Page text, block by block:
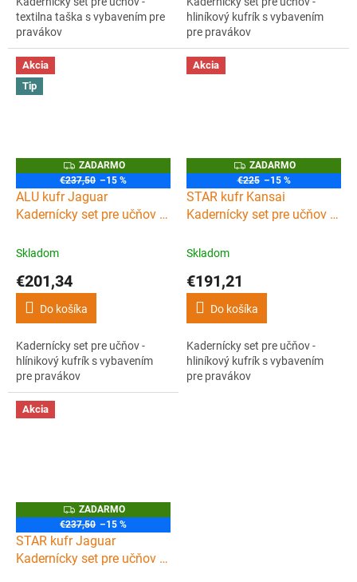
textilna taška s vybavením pre
pravákov
hliníkový kufrík s vybavením
pre pravákov
Akcia
Tip
Z
A
D
A
R
M
ZADARMO
€237,50 –15 %
ALU kufr Jaguar
Kadernícky set pre učňov -
vybavením pre pravákov
Skladom
€201,34
Do košíka
Kadernícky set pre učňov -
hlínikový kufrík s vybavením
pre pravákov
Akcia
Z
A
D
A
R
M
ZADARMO
€225 –15 %
STAR kufr Kansai
Kadernícky set pre učňov -
vybavením pre pravákov
Skladom
€191,21
Do košíka
Kadernícky set pre učňov -
hliníkový kufrík s vybavením
pre pravákov
Akcia
Z
A
D
A
R
M
ZADARMO
€237,50 –15 %
STAR kufr Jaguar
Kadernícky set pre učňov -